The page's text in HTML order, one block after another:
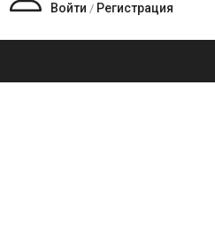
Войти / Регистрация